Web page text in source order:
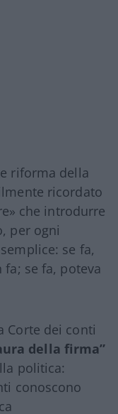
riforma della
ricordato
che introdurre
per ogni
se fa,
se fa, poteva
Corte dei conti
della firma”
politica:
conoscono